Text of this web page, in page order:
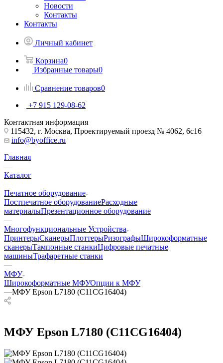
Новости
Контакты
Контакты
Личный кабинет
Корзина0
Избранные товары0
Сравнение товаров0
+7 915 129-08-62
Контактная информация
115432, г. Москва, Проектируемый проезд № 4062, 6с16
info@byoffice.ru
Главная
—
Каталог
—
Печатное оборудование
Постпечатное оборудованиеРасходные
материалыПрезентационное оборудование
—
Многофункциональные Устройства
ПринтерыСканерыПлоттерыРизографыШирокоформатные
сканерыТампонные станкиЦифровые печатные
машиныТрафаретные станки
—
МФУ
Широкоформатные МФУОпции к МФУ
—МФУ Epson L7180 (C11CG16404)
МФУ Epson L7180 (C11CG16404)